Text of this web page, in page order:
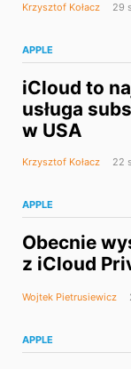
Krzysztof Kołacz 29
APPLE
iCloud to
usługa
w USA
Krzysztof Kołacz 22
APPLE
Obecnie
z iCloud
Wojtek Pietrusiewicz
APPLE